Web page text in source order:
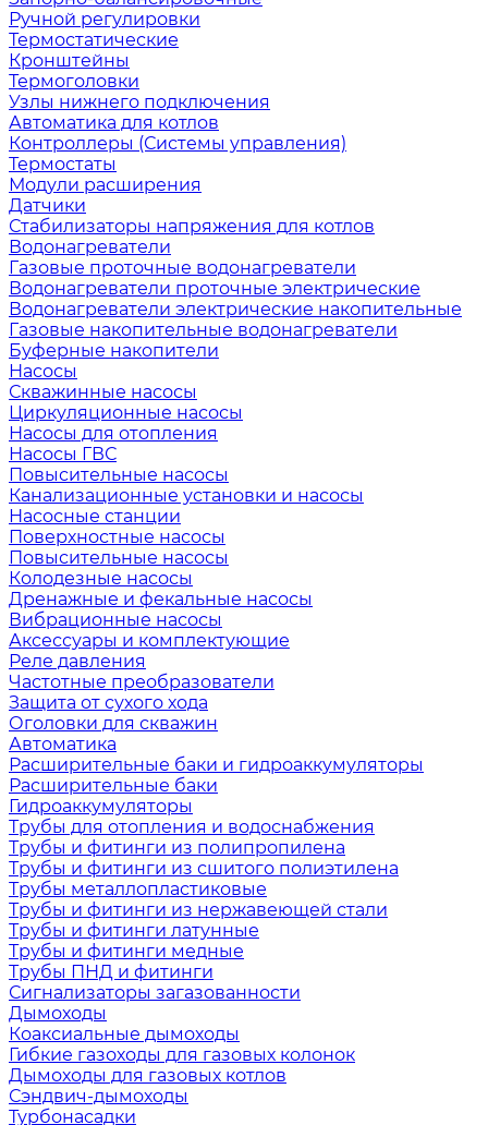
Ручной регулировки
Термостатические
Кронштейны
Термоголовки
Узлы нижнего подключения
Автоматика для котлов
Контроллеры (Системы управления)
Термостаты
Модули расширения
Датчики
Стабилизаторы напряжения для котлов
Водонагреватели
Газовые проточные водонагреватели
Водонагреватели проточные электрические
Водонагреватели электрические накопительные
Газовые накопительные водонагреватели
Буферные накопители
Насосы
Скважинные насосы
Циркуляционные насосы
Насосы для отопления
Насосы ГВС
Повысительные насосы
Канализационные установки и насосы
Насосные станции
Поверхностные насосы
Повысительные насосы
Колодезные насосы
Дренажные и фекальные насосы
Вибрационные насосы
Аксессуары и комплектующие
Реле давления
Частотные преобразователи
Защита от сухого хода
Оголовки для скважин
Автоматика
Расширительные баки и гидроаккумуляторы
Расширительные баки
Гидроаккумуляторы
Трубы для отопления и водоснабжения
Трубы и фитинги из полипропилена
Трубы и фитинги из сшитого полиэтилена
Трубы металлопластиковые
Трубы и фитинги из нержавеющей стали
Трубы и фитинги латунные
Трубы и фитинги медные
Трубы ПНД и фитинги
Сигнализаторы загазованности
Дымоходы
Коаксиальные дымоходы
Гибкие газоходы для газовых колонок
Дымоходы для газовых котлов
Сэндвич-дымоходы
Турбонасадки